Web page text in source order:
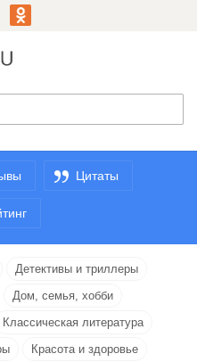
Цитаты
Детективы и триллеры
Дом, семья, хобби
Классическая литература
Красота и здоровье